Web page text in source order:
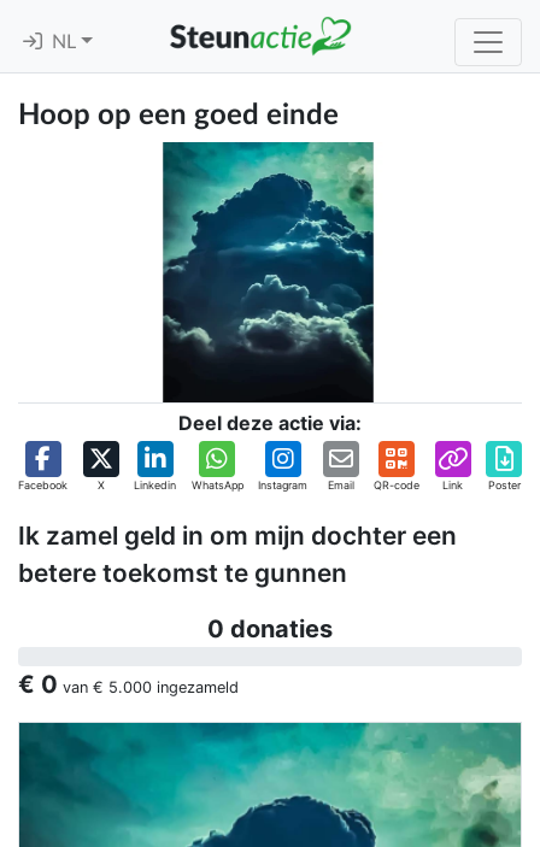
NL
Hoop op een goed einde
Deel deze actie via:
Facebook X Linkedin WhatsApp Instagram Email QR-code Link Poster
Ik zamel geld in om mijn dochter een
betere toekomst te gunnen
0 donaties
€ 0 van € 5.000 ingezameld